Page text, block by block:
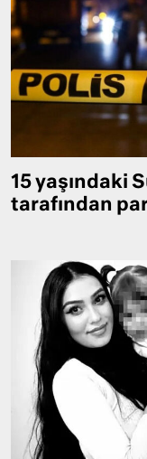
15 yaşındaki
tarafından